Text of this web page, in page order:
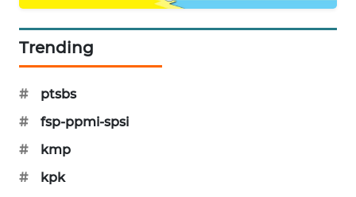
Trending
#
ptsbs
#
fsp-ppmi-spsi
#
kmp
#
kpk
MKLI
LPKKI
LKKI
KOPEKLIN